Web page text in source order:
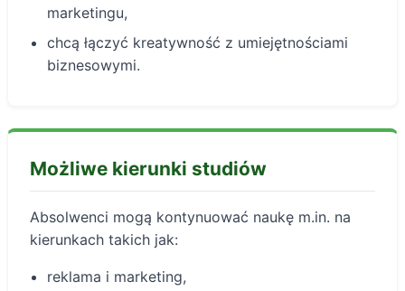
marketingu,
chcą łączyć kreatywność z umiejętnościami
biznesowymi.
Możliwe kierunki studiów
Absolwenci mogą kontynuować naukę m.in. na
kierunkach takich jak:
reklama i marketing,